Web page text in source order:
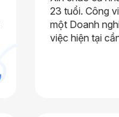
23 tuổi. Công
một Doanh
việc hiện tại